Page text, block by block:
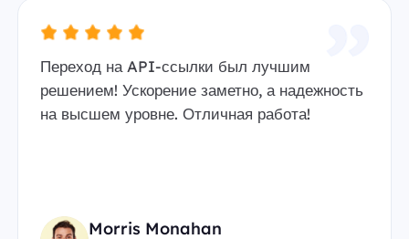
Переход на API-ссылки был лучшим
решением! Ускорение заметно, а надежность
на высшем уровне. Отличная работа!
Morris Monahan